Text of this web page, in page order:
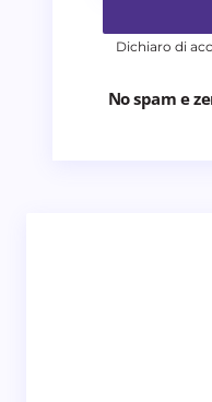
Dichiaro di
No spam e